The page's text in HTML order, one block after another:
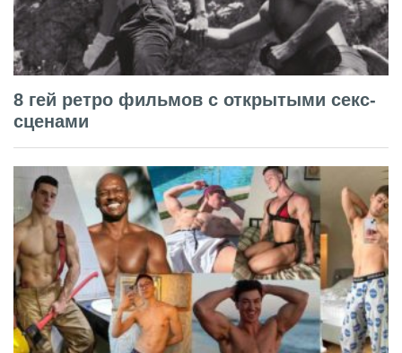
8 гей ретро фильмов с открытыми секс-
сценами